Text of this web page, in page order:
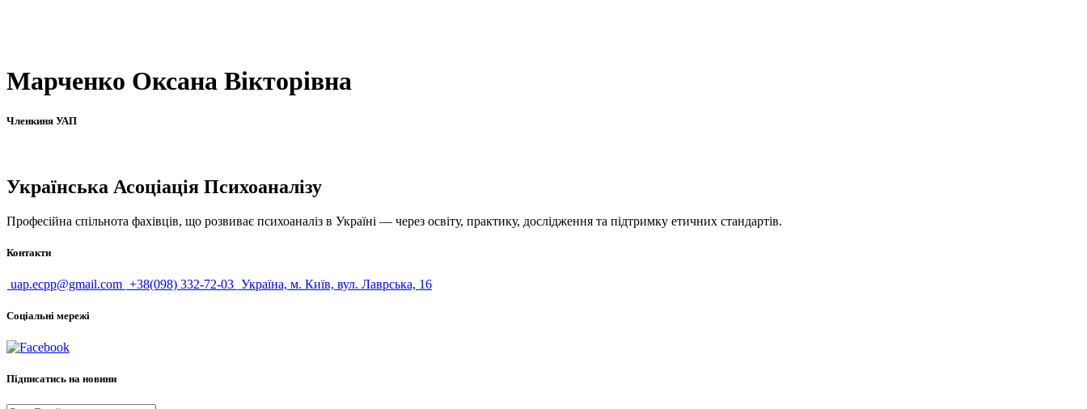
Марченко Оксана Вікторівна
Членкиня УАП
Українська Асоціація Психоаналізу
Професійна спільнота фахівців, що розвиває психоаналіз в Україні — через освіту, практику, дослідження та підтримку етичних стандартів.
Контакти
uap.ecpp@gmail.com +38(098) 332-72-03 Україна, м. Київ, вул. Лаврська, 16
Соціальні мережі
Підписатись на новини